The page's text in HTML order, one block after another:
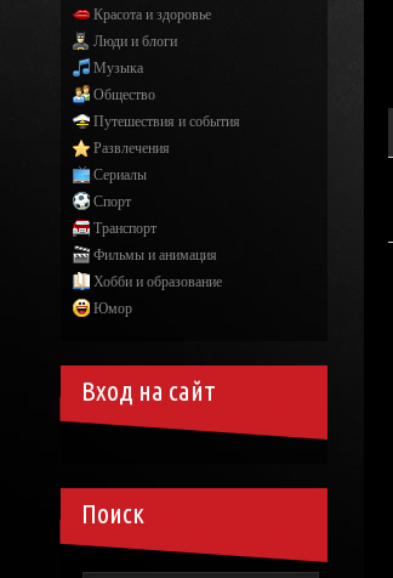
Красота и здоровье
Люди и блоги
Музыка
Общество
Путешествия и события
Развлечения
Сериалы
Спорт
Транспорт
Фильмы и анимация
Хобби и образование
Юмор
Вход на сайт
Поиск